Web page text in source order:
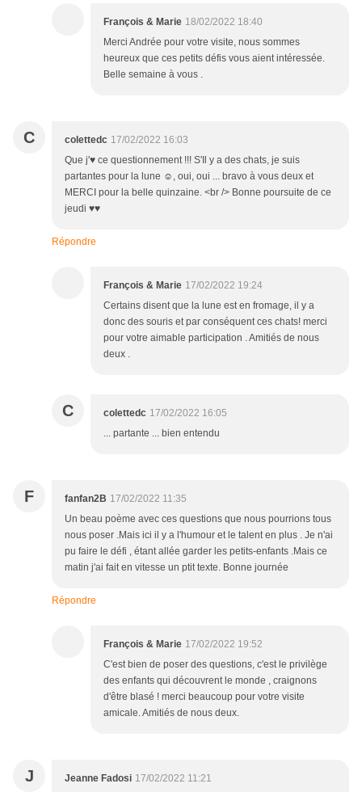
François & Marie 18/02/2022 18:40
Merci Andrée pour votre visite, nous sommes
heureux que ces petits défis vous aient intéressée.
Belle semaine à vous .
C colettedc 17/02/2022 16:03
Que j'♥ ce questionnement !!! S'Il y a des chats, je suis
partantes pour la lune ☺, oui, oui ... bravo à vous deux et
MERCI pour la belle quinzaine. <br /> Bonne poursuite de ce
jeudi ♥♥
Répondre
François & Marie 17/02/2022 19:24
Certains disent que la lune est en fromage, il y a
donc des souris et par conséquent ces chats! merci
pour votre aimable participation . Amitiés de nous
deux .
C colettedc 17/02/2022 16:05
... partante ... bien entendu
F fanfan2B 17/02/2022 11:35
Un beau poème avec ces questions que nous pourrions tous
nous poser .Mais ici il y a l'humour et le talent en plus . Je n'ai
pu faire le défi , étant allée garder les petits-enfants .Mais ce
matin j'ai fait en vitesse un ptit texte. Bonne journée
Répondre
François & Marie 17/02/2022 19:52
C'est bien de poser des questions, c'est le privilège
des enfants qui découvrent le monde , craignons
d'être blasé ! merci beaucoup pour votre visite
amicale. Amitiés de nous deux.
J Jeanne Fadosi 17/02/2022 11:21